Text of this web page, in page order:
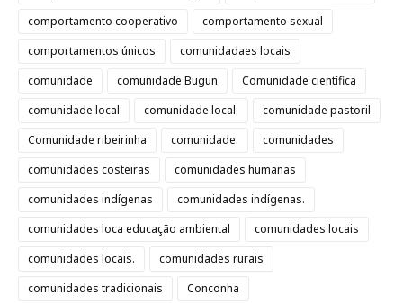
comportamento cooperativo
comportamento sexual
comportamentos únicos
comunidadaes locais
comunidade
comunidade Bugun
Comunidade científica
comunidade local
comunidade local.
comunidade pastoril
Comunidade ribeirinha
comunidade.
comunidades
comunidades costeiras
comunidades humanas
comunidades indígenas
comunidades indígenas.
comunidades loca educação ambiental
comunidades locais
comunidades locais.
comunidades rurais
comunidades tradicionais
Conconha